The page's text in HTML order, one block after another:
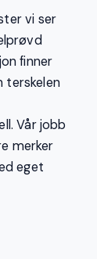
vi ser
finner
Vår jobb
merker
eget